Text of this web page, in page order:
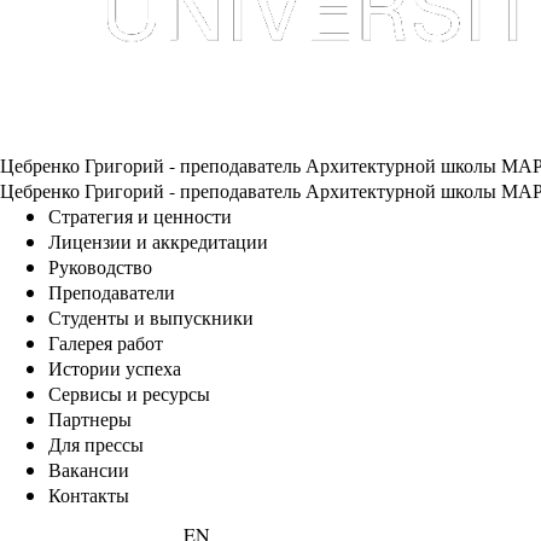
Цебренко Григорий - преподаватель Архитектурной школы
Цебренко Григорий - преподаватель Архитектурной школы
Стратегия и ценности
Лицензии и аккредитации
Руководство
Преподаватели
Студенты и выпускники
Галерея работ
Истории успеха
Сервисы и ресурсы
Партнеры
Для прессы
Вакансии
Контакты
EN